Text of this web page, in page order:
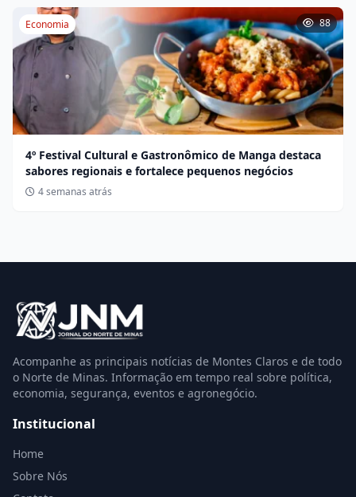
Economia 88
4º Festival Cultural e Gastronômico de Manga destaca
sabores regionais e fortalece pequenos negócios
4 semanas atrás
Acompanhe as principais notícias de Montes Claros e de todo
o Norte de Minas. Informação em tempo real sobre política,
economia, segurança, eventos e agronegócio.
Institucional
Home
Sobre Nós